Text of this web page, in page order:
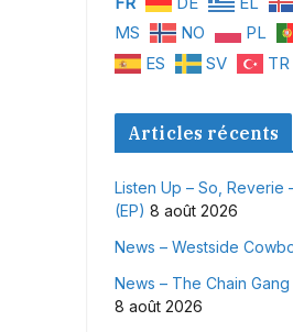
MS
NO PL
ES
SV TR
Articles récents
Listen Up – So, Reverie
(EP) 8 août 2026
News – Westside
News – The Chain
8 août 2026